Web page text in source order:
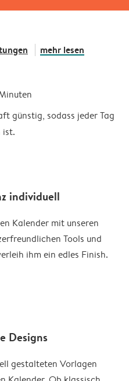
mehr lesen
günstig, sodass jeder Tag
ist.
individuell
Kalender mit unseren
Tools und
ihm ein edles Finish.
Designs
gestalteten Vorlagen